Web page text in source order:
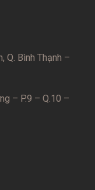
Q. Bình Thạnh –
– P.9 – Q.10 –